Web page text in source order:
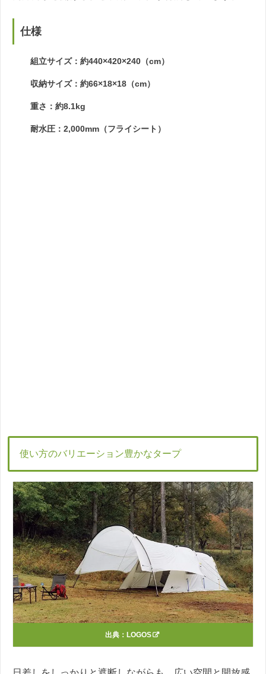
仕様
組立サイズ：約440×420×240（cm）
収納サイズ：約66×18×18（cm）
重さ：約8.1kg
耐水圧：2,000mm（フライシート）
使い方のバリエーション豊かなタープ
出典： LOGOS